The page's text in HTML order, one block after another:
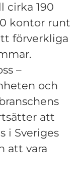
cirka 190
kontor runt
förverkliga
–
och
att
i Sveriges
att vara